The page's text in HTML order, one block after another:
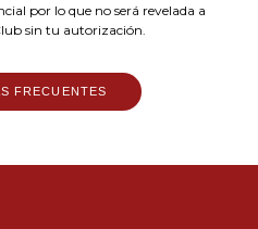
por lo que no será revelada a
sin tu autorización.
FRECUENTES